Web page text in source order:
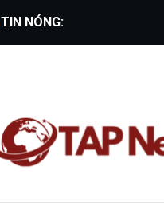
TIN NÓNG: